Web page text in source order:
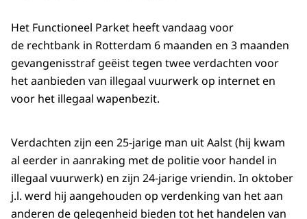
Het Functioneel Parket heeft vandaag voor
de rechtbank in Rotterdam 6 maanden en 3 maanden
gevangenisstraf geëist tegen twee verdachten voor
het aanbieden van illegaal vuurwerk op internet en
voor het illegaal wapenbezit.
Verdachten zijn een 25-jarige man uit Aalst (hij kwam
al eerder in aanraking met de politie voor handel in
illegaal vuurwerk) en zijn 24-jarige vriendin. In oktober
j.l. werd hij aangehouden op verdenking van het aan
anderen de gelegenheid bieden tot het handelen van